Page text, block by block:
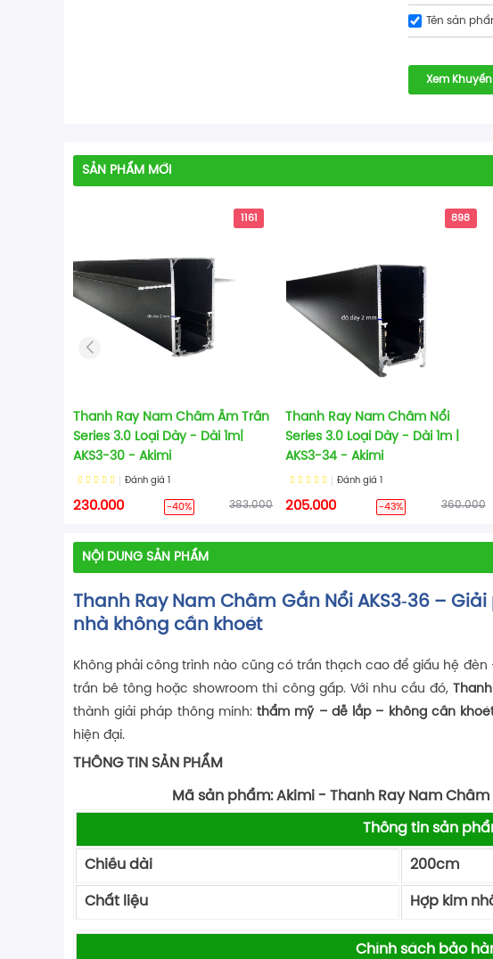
Tên sản
Xem
SẢN PHẨM MỚI
1161
Thanh Ray Nam Châm Âm Trần
Series 3.0 Loại Dày - Dài 1m|
AKS3-30 - Akimi
Đánh giá
230.000 -40% 383.000
898
Thanh Ray Nam Châm Nổi
Series 3.0 Loại Dày - Dài 1m |
AKS3-34 - Akimi
Đánh giá
205.000 -43% 360.000
NỘI DUNG SẢN PHẨM
Thanh Ray Nam Châm Gắn Nổi AKS3‑36 –
nhà không cần khoét
Không phải công trình nào cũng có trần thạch cao để giấu hệ
trần bê tông hoặc showroom thi công gấp. Với nhu cầu đó,
thành giải pháp thông minh:thẩm mỹ – dễ lắp – không cần
hiện đại.
THÔNG TIN SẢN PHẨM
Mã sản phẩm: Akimi - Thanh Ray Nam Châm
Thông tin sản
Chiều dài 200cm
Chất liệu Hợp kim
Chính sách bảo